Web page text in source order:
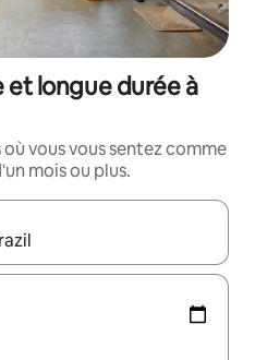
et longue durée à
vous vous sentez comme
mois ou plus.
utilisez les flèches vers le